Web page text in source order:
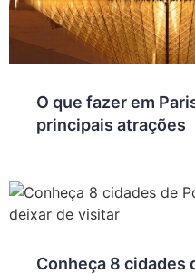
O que fazer em
principais atrações
Conheça 8 cidades